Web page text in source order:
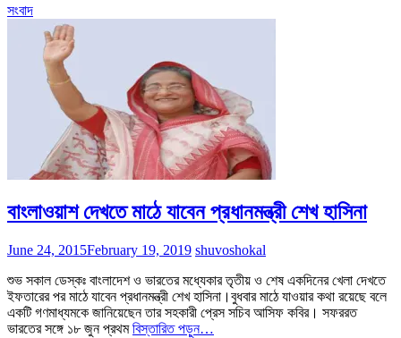
সংবাদ
বাংলাওয়াশ দেখতে মাঠে যাবেন প্রধানমন্ত্রী শেখ হাসিনা
June 24, 2015February 19, 2019 shuvoshokal
শুভ সকাল ডেস্কঃ বাংলাদেশ ও ভারতের মধ্যেকার তৃতীয় ও শেষ একদিনের খেলা দেখতে
ইফতারের পর মাঠে যাবেন প্রধানমন্ত্রী শেখ হাসিনা।বুধবার মাঠে যাওয়ার কথা রয়েছে বলে
একটি গণমাধ্যমকে জানিয়েছেন তার সহকারী প্রেস সচিব আসিফ কবির। সফররত
ভারতের সঙ্গে ১৮ জুন প্রথমবিস্তারিত পড়ুন…